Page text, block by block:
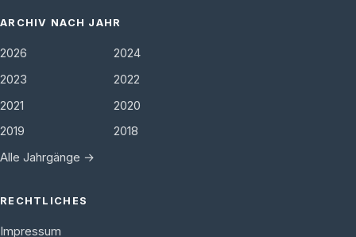
ARCHIV NACH JAHR
2026
2024
2023
2022
2021
2020
2019
2018
Alle Jahrgänge →
RECHTLICHES
Impressum